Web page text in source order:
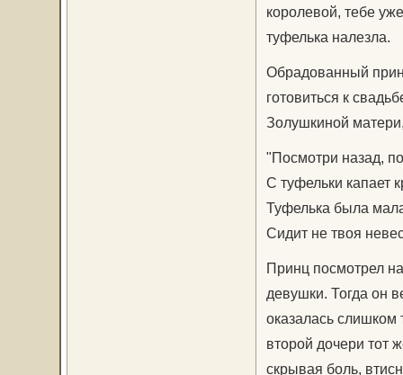
королевой, тебе
туфелька налезла.
Обрадованный
готовиться к
Золушкиной
"Посмотри назад,
С туфельки капает
Туфелька была
Сидит не твоя
Принц посмотрел
девушки. Тогда он
оказалась слишком
второй дочери тот
скрывая боль,